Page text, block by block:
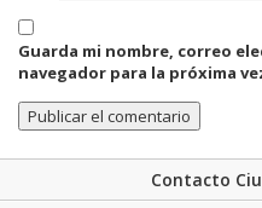
Guarda mi nombre, correo
navegador para la próxima
Contacto